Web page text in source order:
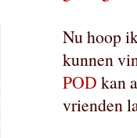
Nu hoop
kunnen
POD kan
vrienden